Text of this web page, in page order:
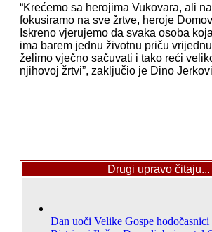
“Krećemo sa herojima Vukovara, ali
fokusiramo na sve žrtve, heroje
Iskreno vjerujemo da svaka osoba
ima barem jednu životnu priču
želimo vječno sačuvati i tako reći
njihovoj žrtvi”, zaključio je Dino
Drugi upravo čitaju...
Dan uoči Velike Gospe